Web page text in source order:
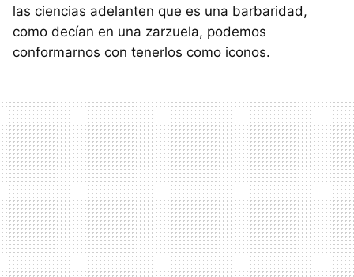
las ciencias adelanten que es una barbaridad,
como decían en una zarzuela, podemos
conformarnos con tenerlos como iconos.